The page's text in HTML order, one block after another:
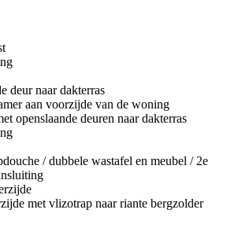
deur naar dakterras
aan voorzijde van de woning
openslaande deuren naar dakterras
/ dubbele wastafel en meubel / 2e
met vlizotrap naar riante bergzolder